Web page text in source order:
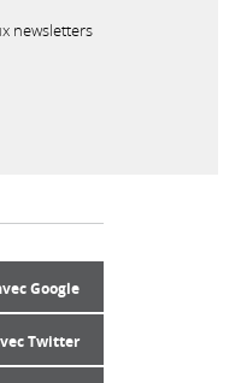
newsletters
Google
Twitter